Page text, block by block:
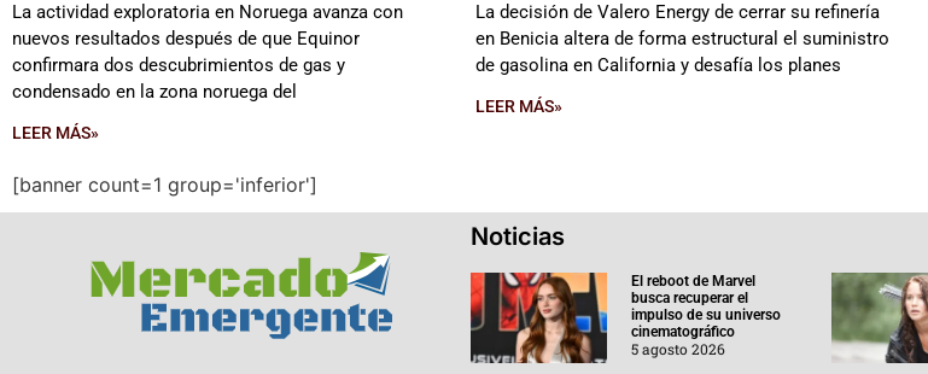
La actividad exploratoria en Noruega avanza con
nuevos resultados después de que Equinor
confirmara dos descubrimientos de gas y
condensado en la zona noruega del
LEER MÁS»
La decisión de Valero Energy de cerrar su refinería
en Benicia altera de forma estructural el suministro
de gasolina en California y desafía los planes
LEER MÁS»
[banner count=1 group='inferior']
Noticias
El reboot de Marvel
busca recuperar el
impulso de su universo
cinematográfico
5 agosto 2026